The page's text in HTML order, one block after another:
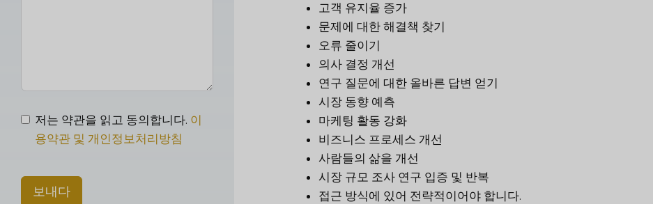
고객 유지율 증가
문제에 대한 해결책 찾기
오류 줄이기
의사 결정 개선
연구 질문에 대한 올바른 답변 얻기
시장 동향 예측
마케팅 활동 강화
비즈니스 프로세스 개선
사람들의 삶을 개선
시장 규모 조사 연구 입증 및 반복
접근 방식에 있어 전략적이어야 합니다.
저는 약관을 읽고 동의합니다. 이
용약관 및 개인정보처리방침
보내다